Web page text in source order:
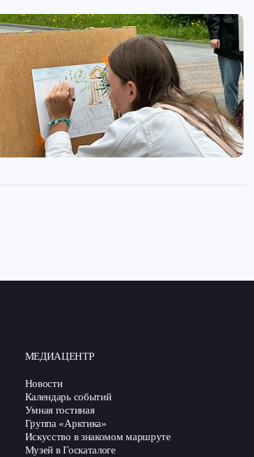
МЕДИАЦЕНТР
Новости
Календарь событий
Умная гостиная
Группа «Арктика»
Искусство в знакомом маршруте
Музей в Госкаталоге